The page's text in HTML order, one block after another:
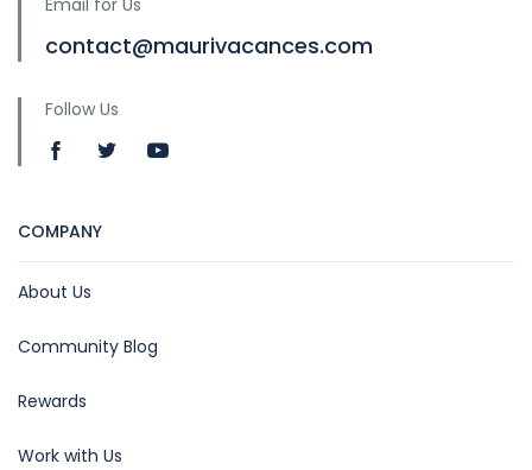
Email for Us
contact@maurivacances.com
Follow Us
COMPANY
About Us
Community Blog
Rewards
Work with Us